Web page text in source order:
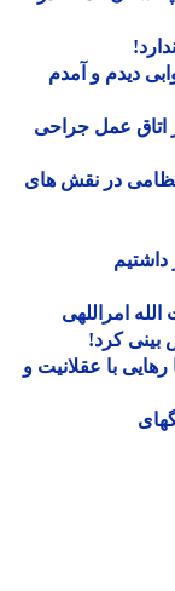
دیدم و آمدم
در نقش های
امراللهی
با عقلانیت و